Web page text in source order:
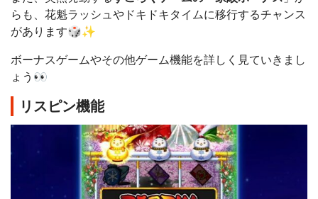
らも、花魁ラッシュやドキドキタイムに移行するチャンス
があります🎲✨
ボーナスゲームやその他ゲーム機能を詳しく見ていきまし
ょう👀
リスピン機能